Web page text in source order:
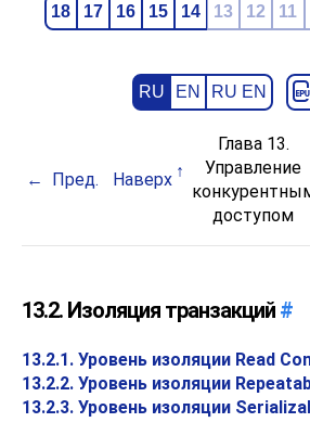
18
17 16 15 14 13 12 11
RU EN RU EN
Пред. Наверх
Глава 13.
Управление
доступом
13.2. Изоляция транзакций #
13.2.1. Уровень изоляции Read
13.2.2. Уровень изоляции
13.2.3. Уровень изоляции